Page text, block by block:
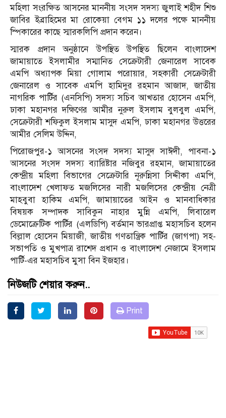
মহিলা সংরক্ষিত আসনের মাননীয় সংসদ সদস্য জুলাই শহীদ শিশু
জাবির ইব্রাহিমের মা রোকেয়া বেগম ১১ দলের পক্ষে মাননীয়
স্পিকারের কাছে স্মারকলিপি প্রদান করেন।
স্মারক প্রদান অনুষ্ঠানে উপস্থিত উপস্থিত ছিলেন বাংলাদেশ
জামায়াতে ইসলামীর সম্মানিত সেক্রেটারী জেনারেল সাবেক
এমপি অধ্যাপক মিয়া গোলাম পরোয়ার, সহকারী সেক্রেটারী
জেনারেল ও সাবেক এমপি হামিদুর রহমান আজাদ, জাতীয়
নাগরিক পার্টির (এনসিপি) সদস্য সচিব আখতার হোসেন এমপি,
ঢাকা মহানগর দক্ষিণের আমীর নুরুল ইসলাম বুলবুল এমপি,
সেক্রেটারী শফিকুল ইসলাম মাসুদ এমপি, ঢাকা মহানগর উত্তরের
আমীর সেলিম উদ্দিন,
পিরোজপুর-১ আসনের সংসদ সদস্য মাসুদ সাঈদী, পাবনা-১
আসনের সংসদ সদস্য ব্যারিষ্টার নজিবুর রহমান, জামায়াতের
কেন্দ্রীয় মহিলা বিভাগের সেক্রেটারি নূরুন্নিসা সিদ্দীকা এমপি,
বাংলাদেশ খেলাফত মজলিসের নারী মজলিসের কেন্দ্রীয় নেত্রী
মাহবুবা হাকিম এমপি, জামায়াতের আইন ও মানবাধিকার
বিষয়ক সম্পাদক সাবিকুন নাহার মুন্নি এমপি, লিবারেল
ডেমোক্রেটিক পার্টির (এলডিপি) বর্তমান ভারপ্রাপ্ত মহাসচিব হলেন
বিল্লাল হোসেন মিয়াজী, জাতীয় গণতান্ত্রিক পার্টির (জাগপা) সহ-
সভাপতি ও মুখপাত্র রাশেদ প্রধান ও বাংলাদেশ নেজামে ইসলাম
পার্টি-এর মহাসচিব মুসা বিন ইজহার।
নিউজটি শেয়ার করুন..
Print